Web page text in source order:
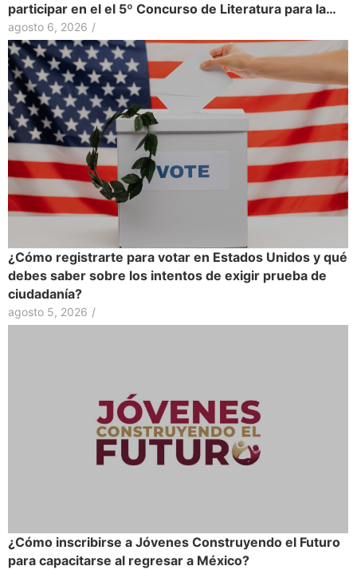
participar en el el 5º Concurso de Literatura para la…
agosto 6, 2026 /
¿Cómo registrarte para votar en Estados Unidos y qué
debes saber sobre los intentos de exigir prueba de
ciudadanía?
agosto 5, 2026 /
¿Cómo inscribirse a Jóvenes Construyendo el Futuro
para capacitarse al regresar a México?